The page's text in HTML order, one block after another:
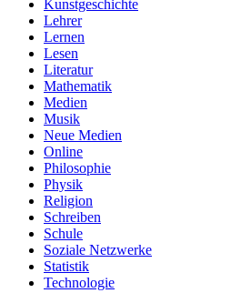
Kunstgeschichte
Lehrer
Lernen
Lesen
Literatur
Mathematik
Medien
Musik
Neue Medien
Online
Philosophie
Physik
Religion
Schreiben
Schule
Soziale Netzwerke
Statistik
Technologie